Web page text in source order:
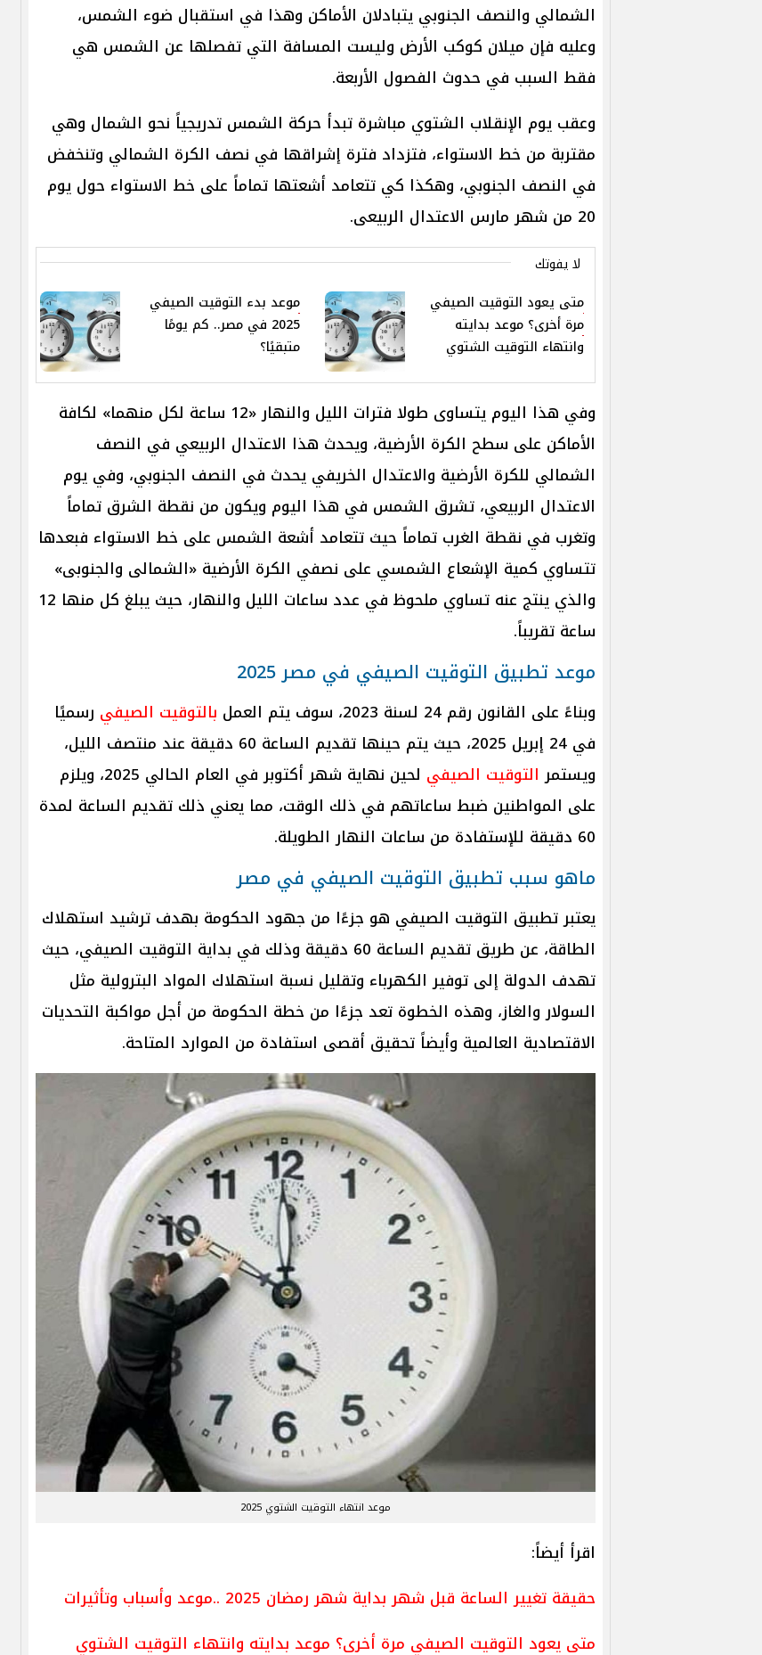
الشمالي والنصف الجنوبي يتبادلان الأماكن وهذا في استقبال ضوء الشمس،
وعليه فإن ميلان كوكب الأرض وليست المسافة التي تفصلها عن الشمس هي
فقط السبب في حدوث الفصول الأربعة.
وعقب يوم الإنقلاب الشتوي مباشرة تبدأ حركة الشمس تدريجياً نحو الشمال وهي
مقتربة من خط الاستواء، فتزداد فترة إشراقها في نصف الكرة الشمالي وتنخفض
في النصف الجنوبي، وهكذا كي تتعامد أشعتها تماماً على خط الاستواء حول يوم
20 من شهر مارس الاعتدال الربيعى.
لا يفوتك
متى يعود التوقيت الصيفي
مرة أخرى؟ موعد بدايته
وانتهاء التوقيت الشتوي
موعد بدء التوقيت الصيفي
2025 في مصر.. كم يومًا
متبقيًا؟
وفي هذا اليوم يتساوى طولا فترات الليل والنهار «12 ساعة لكل منهما» لكافة
الأماكن على سطح الكرة الأرضية، ويحدث هذا الاعتدال الربيعي في النصف
الشمالي للكرة الأرضية والاعتدال الخريفي يحدث في النصف الجنوبي، وفي يوم
الاعتدال الربيعي، تشرق الشمس في هذا اليوم ويكون من نقطة الشرق تماماً
وتغرب في نقطة الغرب تماماً حيث تتعامد أشعة الشمس على خط الاستواء فبعدها
تتساوي كمية الإشعاع الشمسي على نصفي الكرة الأرضية «الشمالى والجنوبى»
والذي ينتج عنه تساوي ملحوظ في عدد ساعات الليل والنهار، حيث يبلغ كل منها 12
ساعة تقريباً.
موعد تطبيق التوقيت الصيفي في مصر 2025
وبناءً على القانون رقم 24 لسنة 2023، سوف يتم العمل بالتوقيت الصيفي رسميًا
في 24 إبريل 2025، حيث يتم حينها تقديم الساعة 60 دقيقة عند منتصف الليل،
ويستمر التوقيت الصيفي
لحين نهاية شهر أكتوبر في العام الحالي 2025، ويلزم
على المواطنين ضبط ساعاتهم في ذلك الوقت، مما يعني ذلك تقديم الساعة لمدة
60 دقيقة للإستفادة من ساعات النهار الطويلة.
ماهو سبب تطبيق التوقيت الصيفي في مصر
يعتبر تطبيق التوقيت الصيفي هو جزءًا من جهود الحكومة بهدف ترشيد استهلاك
الطاقة، عن طريق تقديم الساعة 60 دقيقة وذلك في بداية التوقيت الصيفي، حيث
تهدف الدولة إلى توفير الكهرباء وتقليل نسبة استهلاك المواد البترولية مثل
السولار والغاز، وهذه الخطوة تعد جزءًا من خطة الحكومة من أجل مواكبة التحديات
الاقتصادية العالمية وأيضاً تحقيق أقصى استفادة من الموارد المتاحة.
موعد انتهاء التوقيت الشتوي 2025
اقرأ أيضاً:
حقيقة تغيير الساعة قبل شهر بداية شهر رمضان 2025 ..موعد وأسباب وتأثيرات
متى يعود التوقيت الصيفي مرة أخرى؟ موعد بدايته وانتهاء التوقيت الشتوي